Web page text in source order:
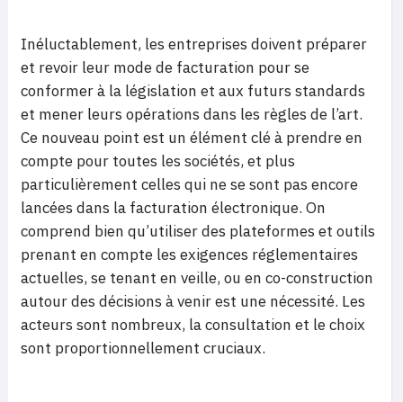
Inéluctablement, les entreprises doivent préparer
et revoir leur mode de facturation pour se
conformer à la législation et aux futurs standards
et mener leurs opérations dans les règles de l’art.
Ce nouveau point est un élément clé à prendre en
compte pour toutes les sociétés, et plus
particulièrement celles qui ne se sont pas encore
lancées dans la facturation électronique. On
comprend bien qu’utiliser des plateformes et outils
prenant en compte les exigences réglementaires
actuelles, se tenant en veille, ou en co-construction
autour des décisions à venir est une nécessité. Les
acteurs sont nombreux, la consultation et le choix
sont proportionnellement cruciaux.